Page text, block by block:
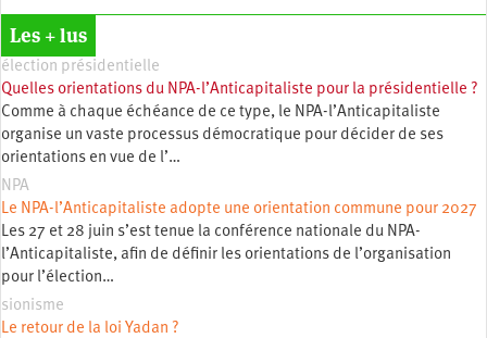
Les + lus
élection présidentielle
Quelles orientations du NPA-l’Anticapitaliste pour la présidentielle ?
Comme à chaque échéance de ce type, le NPA-l’Anticapitaliste
organise un vaste processus démocratique pour décider de ses
orientations en vue de l’…
NPA
Le NPA-l’Anticapitaliste adopte une orientation commune pour 2027
Les 27 et 28 juin s’est tenue la conférence nationale du NPA-
l’Anticapitaliste, afin de définir les orientations de l’organisation
pour l’élection…
sionisme
Le retour de la loi Yadan ?